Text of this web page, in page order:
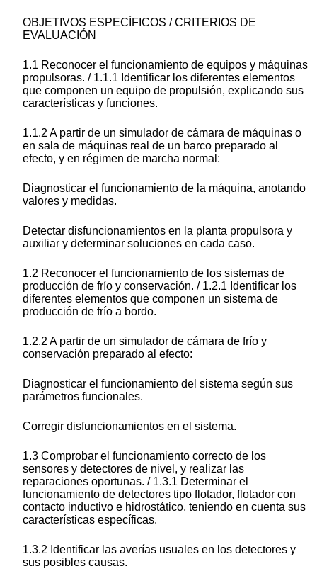
OBJETIVOS ESPECÍFICOS / CRITERIOS DE
EVALUACIÓN
1.1 Reconocer el funcionamiento de equipos y máquinas
propulsoras. / 1.1.1 Identificar los diferentes elementos
que componen un equipo de propulsión, explicando sus
características y funciones.
1.1.2 A partir de un simulador de cámara de máquinas o
en sala de máquinas real de un barco preparado al
efecto, y en régimen de marcha normal:
Diagnosticar el funcionamiento de la máquina, anotando
valores y medidas.
Detectar disfuncionamientos en la planta propulsora y
auxiliar y determinar soluciones en cada caso.
1.2 Reconocer el funcionamiento de los sistemas de
producción de frío y conservación. / 1.2.1 Identificar los
diferentes elementos que componen un sistema de
producción de frío a bordo.
1.2.2 A partir de un simulador de cámara de frío y
conservación preparado al efecto:
Diagnosticar el funcionamiento del sistema según sus
parámetros funcionales.
Corregir disfuncionamientos en el sistema.
1.3 Comprobar el funcionamiento correcto de los
sensores y detectores de nivel, y realizar las
reparaciones oportunas. / 1.3.1 Determinar el
funcionamiento de detectores tipo flotador, flotador con
contacto inductivo e hidrostático, teniendo en cuenta sus
características específicas.
1.3.2 Identificar las averías usuales en los detectores y
sus posibles causas.